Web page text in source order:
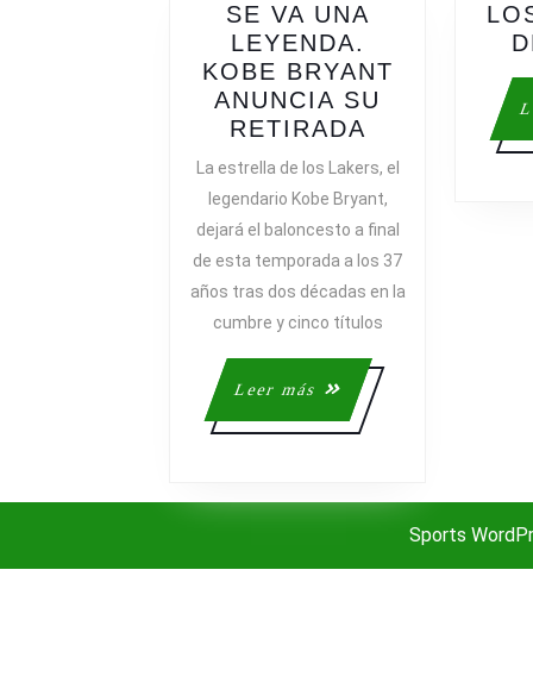
SE VA UNA
LEYENDA.
KOBE BRYANT
ANUNCIA SU
RETIRADA
VA
UNA
LEYENDA.
KOBE
BRYANT
ANUNCIA
SU
RETIRADA
La estrella de los Lakers, el
legendario Kobe Bryant,
dejará el baloncesto a final
de esta temporada a los 37
años tras dos décadas en la
cumbre y cinco títulos
Leer más
Leer
más
Sports